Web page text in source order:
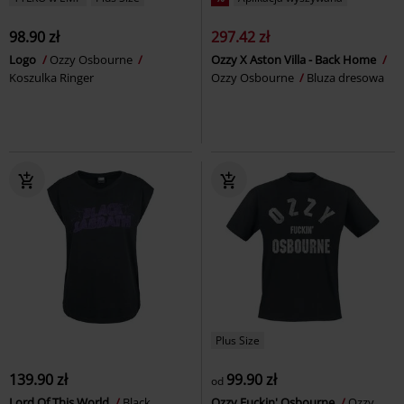
98.90 zł
Logo
Ozzy Osbourne
Koszulka Ringer
297.42 zł
Ozzy X Aston Villa - Back Home
Ozzy Osbourne
Bluza dresowa
139.90 zł
Plus Size
od 99.90 zł